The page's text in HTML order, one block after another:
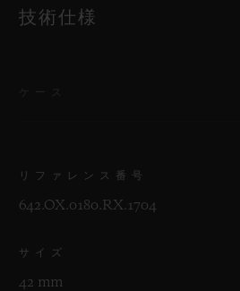
技術仕様
リファレンス番号
642.OX.0180.RX.1704
サイズ
42 mm